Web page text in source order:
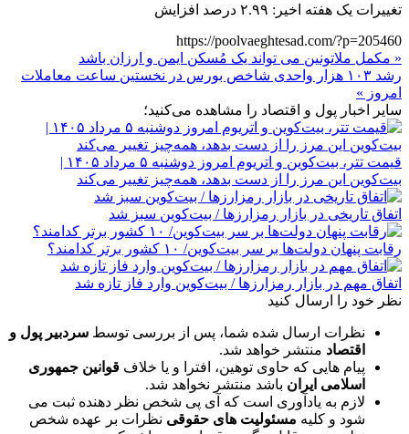
تغییرات یک هفته اخیر: ۲.۹۹ درصد افزایش
https://poolvaeghtesad.com/?p=205460
« مکمل ملاتونین می تواند یک مُسکن ایمن و ارزان باشد
رشد ۱۰۳ هزار واحدی شاخص بورس در نخستین ساعت معاملات
امروز »
سایر اخبار پول و اقتصاد را مشاهده می‌کنید؛
قیمت تتر، بیت‌کوین و اتریوم امروز دوشنبه ۵ مرداد ۱۴۰۵ |
بیت‌کوین این مرز را از دست بدهد، همه‌چیز تغییر می‌کند
اتفاق تاریخی در بازار رمزارزها / بیت‌کوین سبز شد
رقابت پنهان دولت‌ها بر سر بیت‌کوین/ ۱۰ کشور برتر کدامند؟
اتفاق مهم در بازار رمزارزها / بیت‌کوین وارد فاز تازه شد
نظر خود را ارسال کنید
نظرات ارسال شده شما، پس از بررسی توسط سردبیر پول و
اقتصاد منتشر خواهد شد.
پیام هایی که حاوی توهین، افترا و یا خلاف قوانین جمهوری
اسلامی ایران باشد منتشر نخواهد شد.
لازم به یادآوری است که آی پی شخص نظر دهنده ثبت می
شود و کلیه مسئولیت های حقوقی نظرات بر عهده شخص